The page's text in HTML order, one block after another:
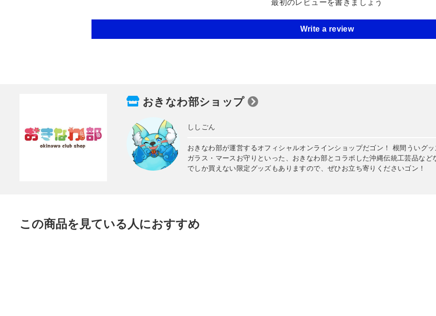
最初のレビューを書きましょう
Write a review
おきなわ部ショップ
ししごん
おきなわ部が運営するオフィシャルオンラインショップだゴン！ 根間ういグ
ガラス・マースお守りといった、おきなわ部とコラボした沖縄伝統工芸品な
でしか買えない限定グッズもありますので、ぜひお立ち寄りくださいゴン！
この商品を見ている人におすすめ